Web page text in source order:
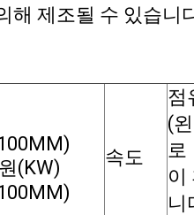
해 제조될 수 있습니
(KW)
속도
점
(
로
이
니